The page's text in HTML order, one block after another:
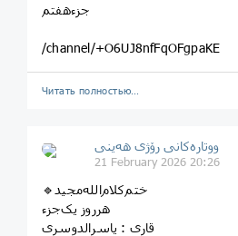
جزء‌‌هفتم
/channel/+O6UJ8nfFqOFgpaKE
Читать полностью…
ووتارەکانی رۆژی ھەینی
21 February 2026 20:26
هرروز یک‌جزء
قاری‌ : یاسرالدوسری